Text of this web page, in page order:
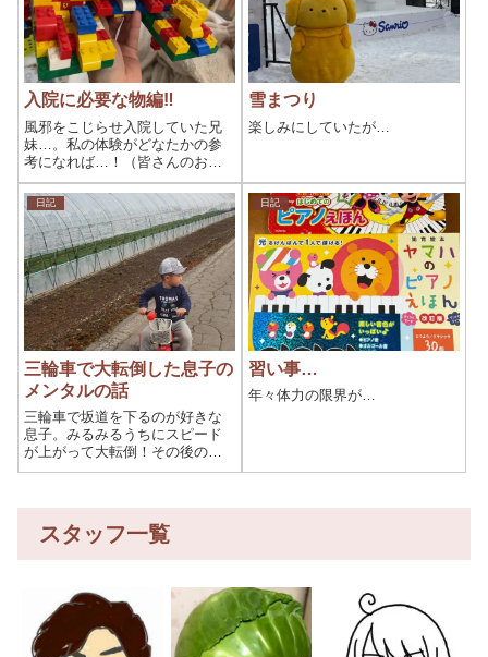
入院に必要な物編‼︎
風邪をこじらせ入院していた兄
妹…。私の体験がどなたかの参
考になれば…！（皆さんのお子
さんが絶対に同じ状況にわなら
ないでほしいですが‼︎）
雪まつり
楽しみにしていたが…
日記
三輪車で大転倒した息子の
メンタルの話
三輪車で坂道を下るのが好きな
息子。みるみるうちにスピード
が上がって大転倒！その後のひ
とことに、彼のメンタルの強さ
日記
習い事…
年々体力の限界が…
スタッフ一覧